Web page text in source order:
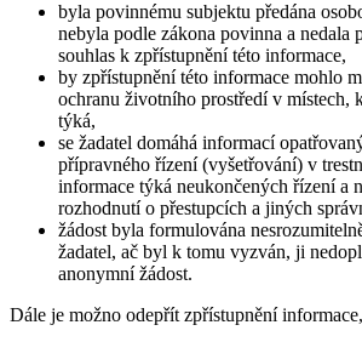
byla povinnému subjektu předána
nebyla podle zákona povinna a nedala
souhlas k zpřístupnění této informace,
by zpřístupnění této informace mohlo
ochranu životního prostředí v místech,
týká,
se žadatel domáhá informací
přípravného řízení (vyšetřování) v
informace týká neukončených řízení a
rozhodnutí o přestupcích a jiných
žádost byla formulována
žadatel, ač byl k tomu vyzván, ji
anonymní žádost.
Dále je možno odepřít zpřístupnění